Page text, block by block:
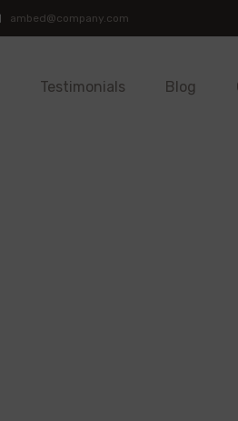
ambed@company.com
Testimonials Blog